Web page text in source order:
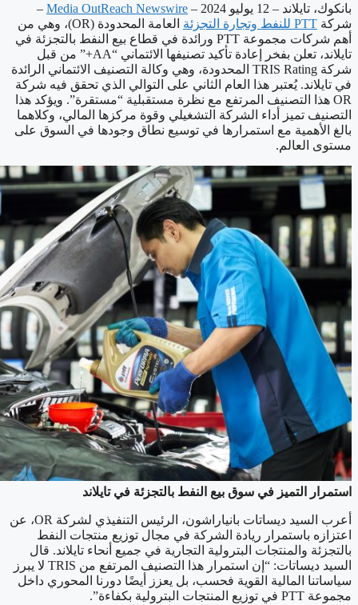
بانكوك، تايلاند – 12 يوليو 2024 – Media OutReach Newswire
–
شركة PTT للنفط وتجارة التجزئة
العامة المحدودة (OR)، وهي من
أهم شركات مجموعة PTT ورائدة في قطاع بيع النفط بالتجزئة في
تايلاند، تعلن بفخر إعادة تأكيد تصنيفها الائتماني “AA+” من قبل
شركة TRIS Rating المحدودة، وهي وكالة التصنيف الائتماني الرائدة
في تايلاند. يُعتبر هذا العام الثاني على التوالي الذي تحقق فيه شركة
OR هذا التصنيف المرتفع مع نظرة مستقبلية “مستقرة”. ويؤكد هذا
التصنيف تميز أداء الشركة التشغيلي وقوة مركزها المالي، وكلاهما
بالغ الأهمية مع استمرارها في توسيع نطاق وجودها في السوق على
مستوى العالم.
استمرار التميز في سوق بيع النفط بالتجزئة في تايلاند
أعرب السيد ديساتات بانياراشون، الرئيس التنفيذي لشركة OR، عن
اعتزازه باستمرار ريادة الشركة في مجال توزيع منتجات النفط
بالتجزئة والمنتجات البترولية التجارية في جميع أنحاء تايلاند. قال
السيد ديساتات: “إن استمرار هذا التصنيف المرتفع من TRIS لا يبرز
سياساتنا المالية القوية فحسب، بل يعزز أيضًا دورنا المحوري داخل
مجموعة PTT في توزيع المنتجات البترولية بكفاءة”.